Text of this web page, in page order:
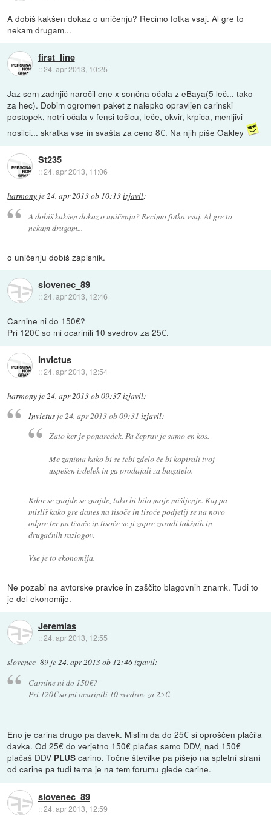
A dobiš kakšen dokaz o uničenju? Recimo fotka vsaj. Al gre to
nekam drugam...
first_line
::24. apr 2013, 10:25
Jaz sem zadnjič naročil ene x sončna očala z eBaya(5 leč... tako
za hec). Dobim ogromen paket z nalepko opravljen carinski
postopek, notri očala v fensi tošlcu, leče, okvir, krpica, menljivi
nosilci... skratka vse in svašta za ceno 8€. Na njih piše Oakley
St235
::24. apr 2013, 11:06
harmony je24. apr 2013 ob 10:13izjavil:
A dobiš kakšen dokaz o uničenju? Recimo fotka vsaj. Al gre to
nekam drugam...
o uničenju dobiš zapisnik.
slovenec_89
::24. apr 2013, 12:46
Carnine ni do 150€?
Pri 120€ so mi ocarinili 10 svedrov za 25€.
Invictus
::24. apr 2013, 12:54
harmony je24. apr 2013 ob 09:37izjavil:
Invictusje24. apr 2013 ob 09:31 izjavil:
Zato ker je ponaredek. Pa čeprav je samo en kos.
Me zanima kako bi se tebi zdelo če bi kopirali tvoj
uspešen izdelek in ga prodajali za bagatelo.
Kdor se znajde se znajde, tako bi bilo moje mišljenje. Kaj pa
misliš kako gre danes na tisoče in tisoče podjetij se na novo
odpre ter na tisoče in tisoče se ji zapre zaradi takšnih in
drugačnih razlogov.
Vse je to ekonomija.
Ne pozabi na avtorske pravice in zaščito blagovnih znamk. Tudi to
je del ekonomije.
Jeremias
::24. apr 2013, 12:55
slovenec_89 je24. apr 2013 ob 12:46izjavil:
Carnine ni do 150€?
Pri 120€ so mi ocarinili 10 svedrov za 25€.
Eno je carina drugo pa davek. Mislim da do 25€ si oproščen plačila
davka. Od 25€ do verjetno 150€ plačas samo DDV, nad 150€
plačaš DDV PLUScarino. Točne številke pa pišejo na spletni strani
od carine pa tudi tema je na tem forumu glede carine.
slovenec_89
::24. apr 2013, 12:59